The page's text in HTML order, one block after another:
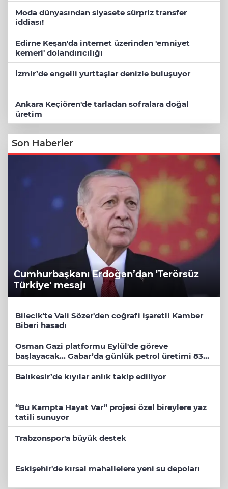
Moda dünyasından siyasete sürpriz transfer
iddiası!
Edirne Keşan'da internet üzerinden 'emniyet
kemeri' dolandırıcılığı
İzmir’de engelli yurttaşlar denizle buluşuyor
Ankara Keçiören'de tarladan sofralara doğal
üretim
Son Haberler
Cumhurbaşkanı Erdoğan’dan 'Terörsüz
Türkiye' mesajı
Bilecik'te Vali Sözer'den coğrafi işaretli Kamber
Biberi hasadı
Osman Gazi platformu Eylül'de göreve
başlayacak... Gabar’da günlük petrol üretimi 83
bin 200 varile ulaştı
Balıkesir’de kıyılar anlık takip ediliyor
“Bu Kampta Hayat Var” projesi özel bireylere yaz
tatili sunuyor
Trabzonspor'a büyük destek
Eskişehir'de kırsal mahallelere yeni su depoları